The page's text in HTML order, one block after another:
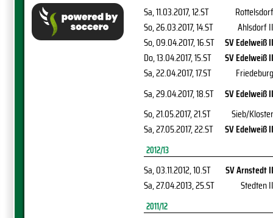
Sa, 11.03.2017, 12.ST
Rottelsdorf
So, 26.03.2017, 14.ST
Ahlsdorf II
So, 09.04.2017, 16.ST
SV Edelweiß II
Do, 13.04.2017, 15.ST
SV Edelweiß II
Sa, 22.04.2017, 17.ST
Friedeburg
Sa, 29.04.2017, 18.ST
SV Edelweiß II
So, 21.05.2017, 21.ST
Sieb/Kloster
Sa, 27.05.2017, 22.ST SV Edelweiß II
2012/13
Sa, 03.11.2012, 10.ST
SV Arnstedt II
Sa, 27.04.2013, 25.ST Stedten II
2011/12